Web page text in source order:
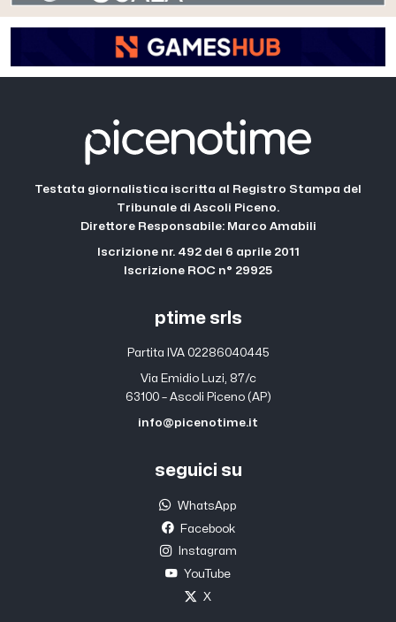
Testata giornalistica iscritta al Registro Stampa del
Tribunale di Ascoli Piceno.
Direttore Responsabile: Marco Amabili
Iscrizione nr. 492 del 6 aprile 2011
Iscrizione ROC n° 29925
ptime srls
Partita IVA 02286040445
Via Emidio Luzi, 87/c
63100 – Ascoli Piceno (AP)
info@picenotime.it
seguici su
WhatsApp
Facebook
Instagram
YouTube
X